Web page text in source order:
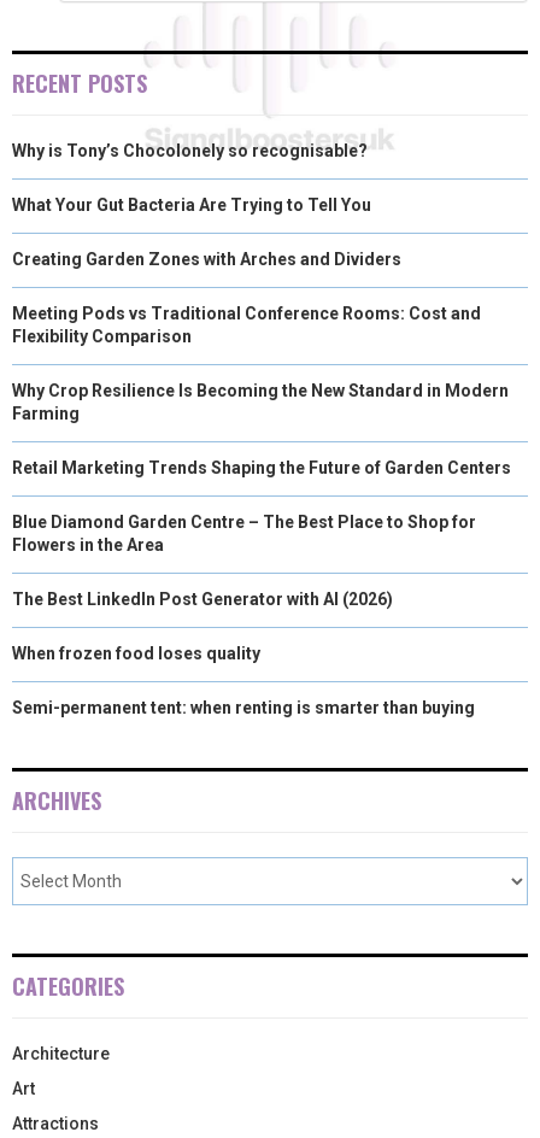
RECENT POSTS
Why is Tony’s Chocolonely so recognisable?
What Your Gut Bacteria Are Trying to Tell You
Creating Garden Zones with Arches and Dividers
Meeting Pods vs Traditional Conference Rooms: Cost and
Flexibility Comparison
Why Crop Resilience Is Becoming the New Standard in Modern
Farming
Retail Marketing Trends Shaping the Future of Garden Centers
Blue Diamond Garden Centre – The Best Place to Shop for
Flowers in the Area
The Best LinkedIn Post Generator with AI (2026)
When frozen food loses quality
Semi-permanent tent: when renting is smarter than buying
ARCHIVES
CATEGORIES
Architecture
Art
Attractions